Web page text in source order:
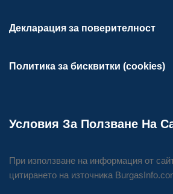
Декларация за поверителност
Политика за бисквитки (cookies)
Условия За Ползване На
При използване на информация от
цитирането на източника